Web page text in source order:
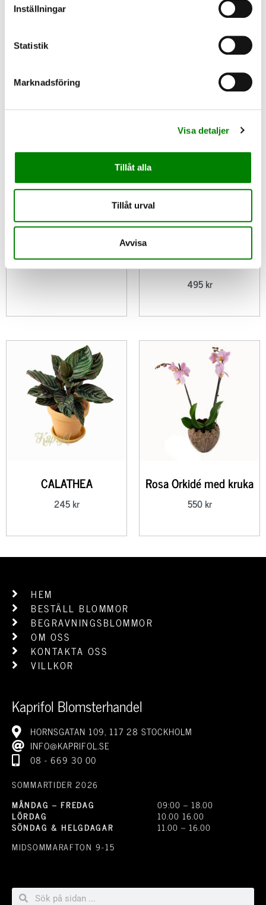
Inställningar
Statistik
Marknadsföring
Visa detaljer
Tillåt alla
Tillåt urval
Avvisa
225kr
Vit Orkidé 3 STÄNGLAD
BRUDORKIDE
495kr
CALATHEA
245kr
Rosa Orkidé med kruka
550kr
HEM
BESTÄLL BLOMMOR
BEGRAVNINGSBLOMMOR
OM OSS
KONTAKTA OSS
VILLKOR
Kaprifol Blomsterhandel
HORNSGATAN 109, 117 28 STOCKHOLM
INFO@KAPRIFOL.SE
08 - 669 30 00
SOMMARTIDER 2026
MÅNDAG – FREDAG
LÖRDAG
SÖNDAG & HELGDAGAR
MIDSOMMARAFTON 9-15
09:00 – 18.00
10.00 16.00
11.00 – 16.00